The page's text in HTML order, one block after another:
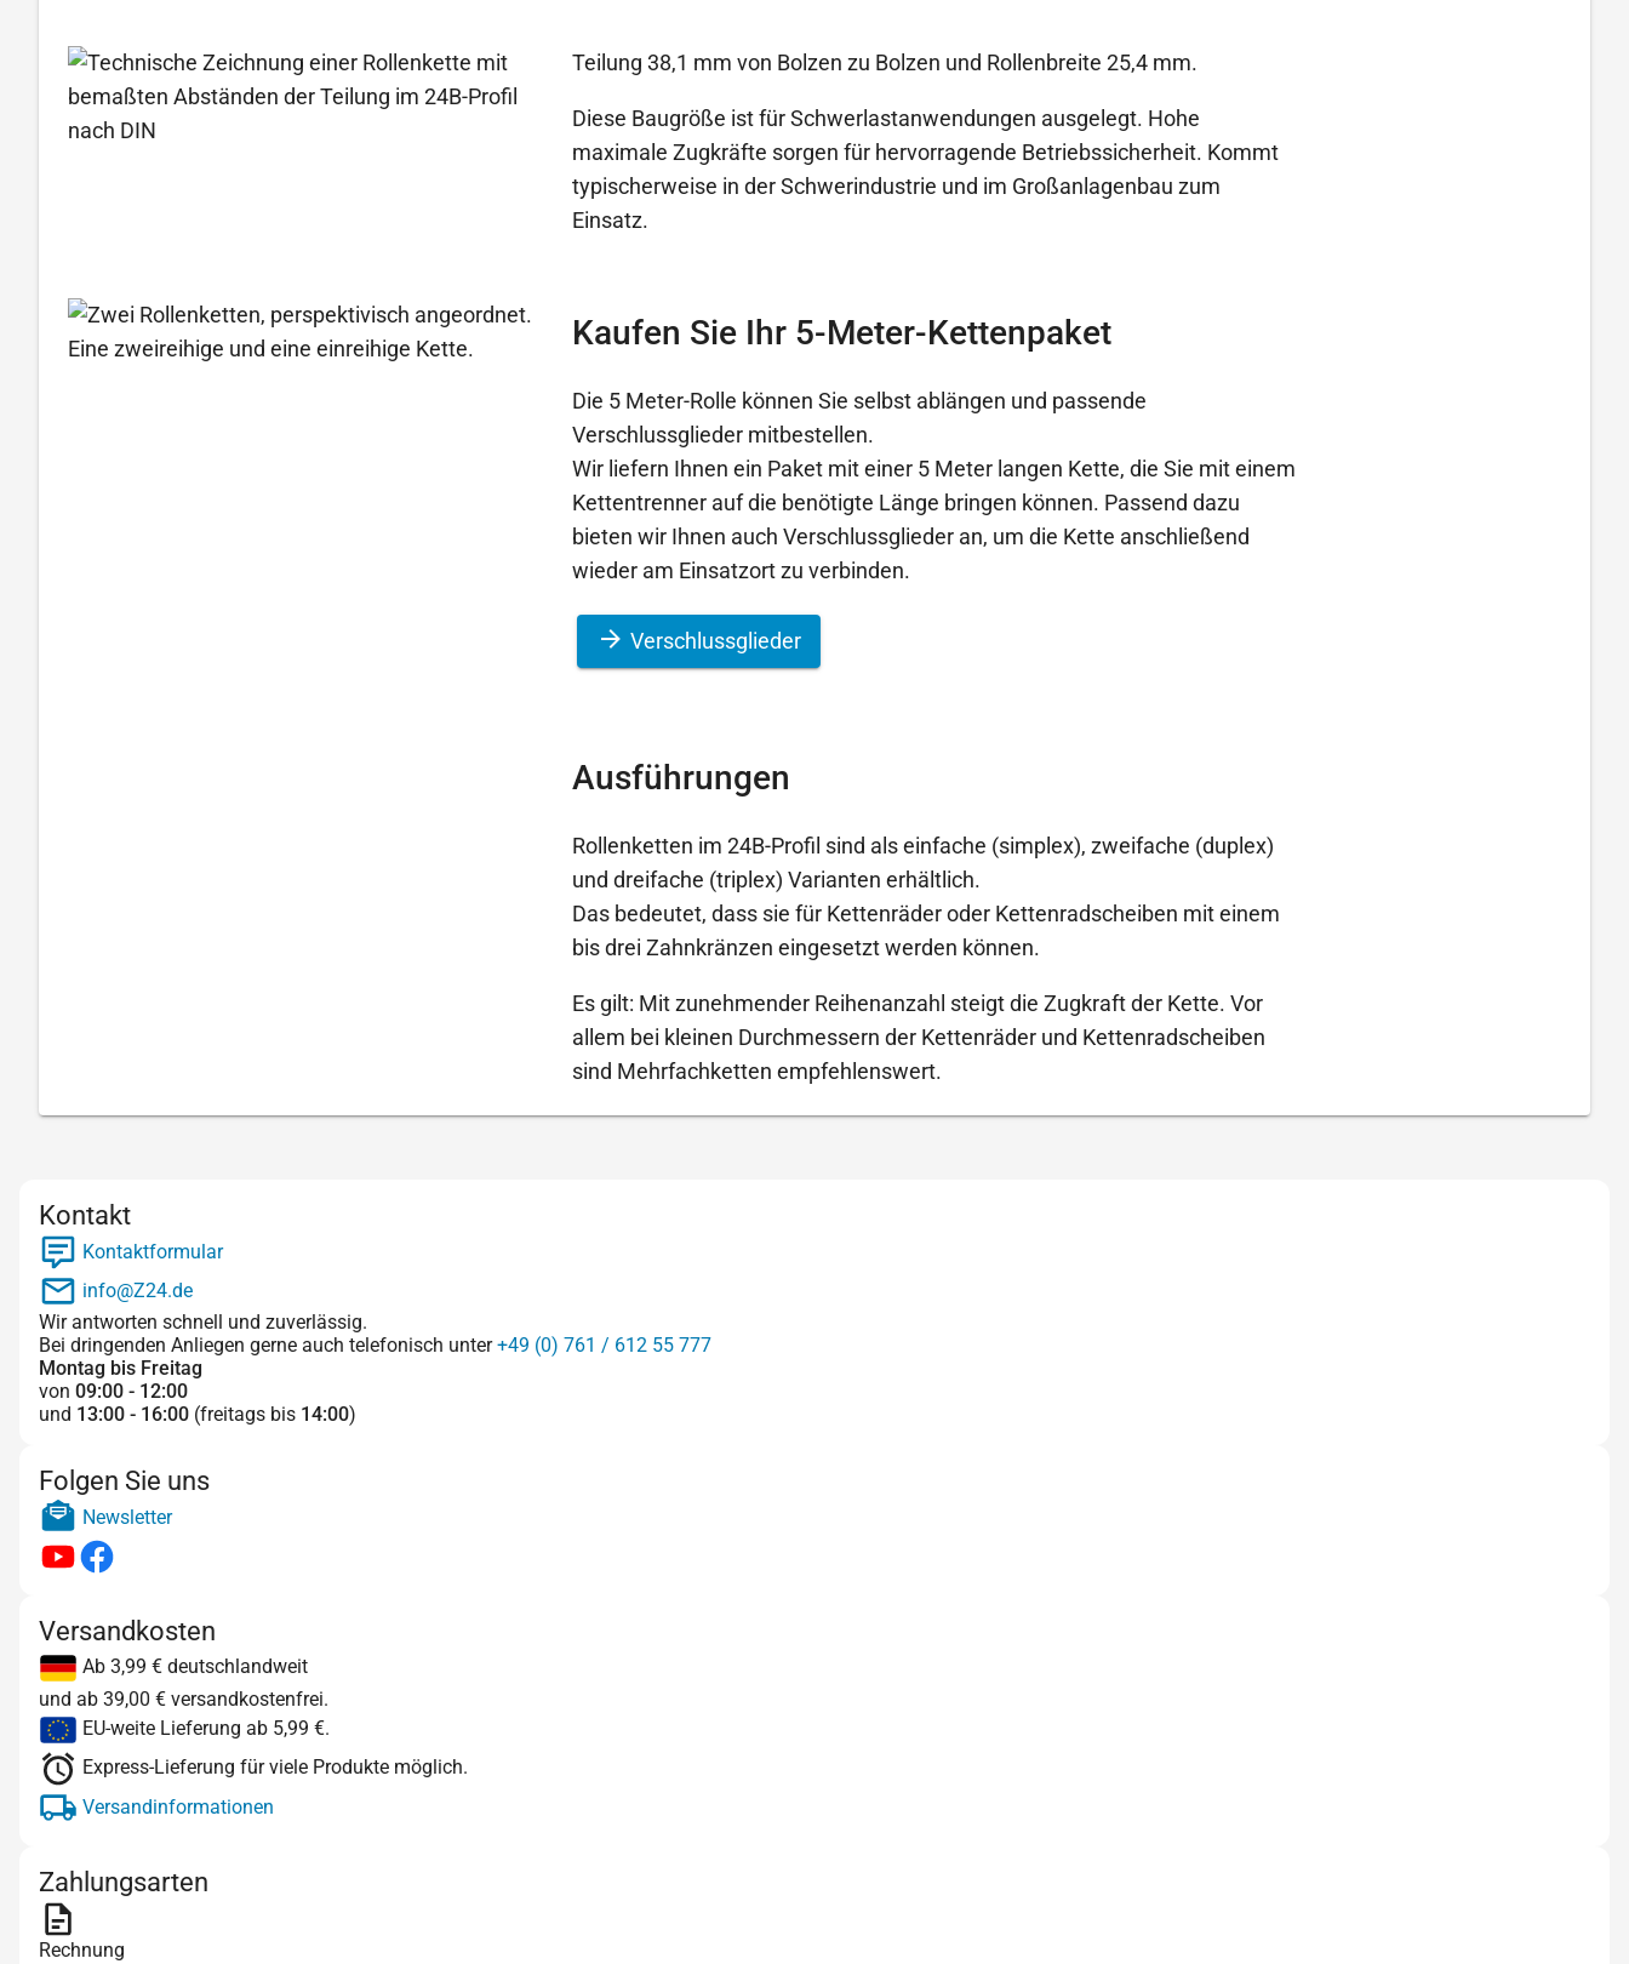
Teilung 38,1 mm von Bolzen zu Bolzen und Rollenbreite 25,4 mm.
Diese Baugröße ist für Schwerlastanwendungen ausgelegt. Hohe
maximale Zugkräfte sorgen für hervorragende Betriebssicherheit. Kommt
typischerweise in der Schwerindustrie und im Großanlagenbau zum
Einsatz.
Kaufen Sie Ihr 5-Meter-Kettenpaket
Die 5 Meter-Rolle können Sie selbst ablängen und passende
Verschlussglieder mitbestellen.
Wir liefern Ihnen ein Paket mit einer 5 Meter langen Kette, die Sie mit einem
Kettentrenner auf die benötigte Länge bringen können. Passend dazu
bieten wir Ihnen auch Verschlussglieder an, um die Kette anschließend
wieder am Einsatzort zu verbinden.
Verschlussglieder
Ausführungen
Rollenketten im 24B-Profil sind als einfache (simplex), zweifache (duplex)
und dreifache (triplex) Varianten erhältlich.
Das bedeutet, dass sie für Kettenräder oder Kettenradscheiben mit einem
bis drei Zahnkränzen eingesetzt werden können.
Es gilt: Mit zunehmender Reihenanzahl steigt die Zugkraft der Kette. Vor
allem bei kleinen Durchmessern der Kettenräder und Kettenradscheiben
sind Mehrfachketten empfehlenswert.
Kontakt
Kontaktformular
info@Z24.de
Wir antworten schnell und zuverlässig.
Bei dringenden Anliegen gerne auch telefonisch unter+49 (0) 761 / 612 55 777
Montag bis Freitag
von 09:00 - 12:00
und 13:00 - 16:00 (freitags bis 14:00)
Folgen Sie uns
Newsletter
Versandkosten
Ab 3,99 € deutschlandweit
und ab 39,00 € versandkostenfrei.
EU-weite Lieferung ab 5,99 €.
Express-Lieferung für viele Produkte möglich.
Versandinformationen
Zahlungsarten
Rechnung